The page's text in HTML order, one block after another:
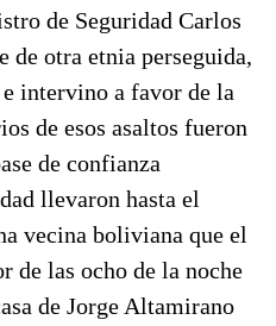
de Seguridad Carlos
de otra etnia perseguida,
e intervino a favor de la
de esos asaltos fueron
de confianza
llevaron hasta el
vecina boliviana que el
de las ocho de la noche
de Jorge Altamirano